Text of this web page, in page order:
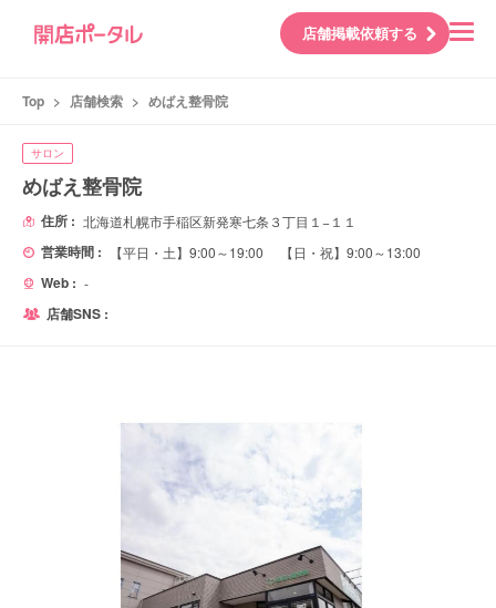
店舗掲載依頼する
Top > 店舗検索 > めばえ整骨院
サロン
めばえ整骨院
住所 : 北海道札幌市手稲区新発寒七条３丁目１−１１
営業時間 : 【平日・土】9:00～19:00 【日・祝】9:00～13:00
Web : -
店舗SNS :